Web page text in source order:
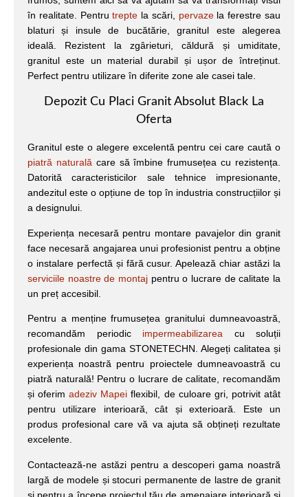
în realitate. Pentrutrepte la scări, pervazela ferestre sau
blaturi și insule de bucătărie, granitul este alegerea
ideală. Rezistent la zgârieturi, căldură și umiditate,
granitul este un material durabil și ușor de întreținut.
Perfect pentru utilizare în diferite zone ale casei tale.
Depozit Cu Placi Granit Absolut Black La
Oferta
Granitul este o alegere excelentă pentru cei care caută o
piatră naturalăcare să îmbine frumusețea cu rezistența.
Datorită caracteristicilor sale tehnice impresionante,
andezitul este o opțiune de top în industria construcțiilor și
a designului.
Experiența necesară pentru montare pavajelor din granit
face necesară angajarea unui profesionist pentru a obține
o instalare perfectă și fără cusur. Apelează chiar astăzi la
serviciile noastre de montaj pentru o lucrare de calitate la
un preț accesibil.
Pentru a menține frumusețea granitului dumneavoastră,
recomandăm periodic impermeabilizarea cu soluții
profesionale din gama STONETECHN. Alegeți calitatea și
experiența noastră pentru proiectele dumneavoastră cu
piatră naturală! Pentru o lucrare de calitate, recomandăm
și oferimadeziv Mapei flexibil, de culoare gri, potrivit atât
pentru utilizare interioară, cât și exterioară. Este un
produs profesional care vă va ajuta să obțineți rezultate
excelente.
Contactează-ne astăzi pentru a descoperi gama noastră
largă de modele și stocuri permanente de lastre de granit
și pentru a începe proiectul tău de amenajare interioară și